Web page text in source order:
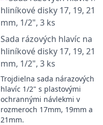
Sada rázových hlavíc na
hliníkové disky 17, 19, 21
mm, 1/2", 3 ks
Trojdielna sada nárazových
hlavíc 1/2" s plastovými
ochrannými návlekmi v
rozmeroch 17mm, 19mm a
21mm.